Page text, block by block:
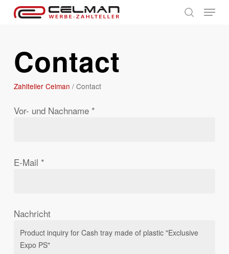
Skip
Menu
Contact
Zahlteller Celman / Contact
Vor- und Nachname *
E-Mail *
Nachricht